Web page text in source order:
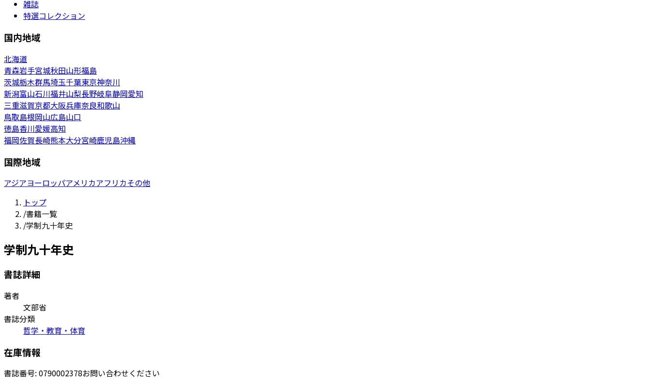
雑誌
特選コレクション
国内地域
北海道
青森岩手宮城秋田山形福島
茨城栃木群馬埼玉千葉東京神奈川
新潟富山石川福井山梨長野岐阜静岡愛知
三重滋賀京都大阪兵庫奈良和歌山
鳥取島根岡山広島山口
徳島香川愛媛高知
福岡佐賀長崎熊本大分宮崎鹿児島沖縄
国際地域
アジアヨーロッパアメリカアフリカその他
トップ
/書籍一覧
/学制九十年史
学制九十年史
書誌詳細
著者
文部省
書誌分類
哲学・教育・体育
在庫情報
書誌番号: 0790002378お問い合わせください